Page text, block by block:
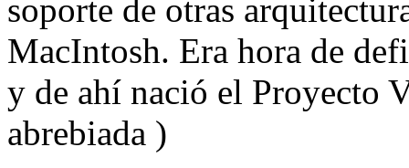
soporte de otras
MacIntosh. Era hora de
y de ahí nació el Proyecto
abrebiada )